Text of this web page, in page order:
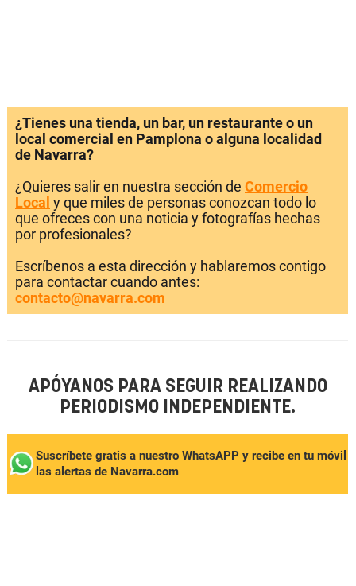
¿Tienes una tienda, un bar, un restaurante o un
local comercial en Pamplona o alguna localidad
de Navarra?
¿Quieres salir en nuestra sección de Comercio
Local y que miles de personas conozcan todo lo
que ofreces con una noticia y fotografías hechas
por profesionales?
Escríbenos a esta dirección y hablaremos contigo
para contactar cuando antes:
contacto@navarra.com
APÓYANOS PARA SEGUIR REALIZANDO
PERIODISMO INDEPENDIENTE.
Suscríbete gratis a nuestro WhatsAPP y recibe en tu móvil
las alertas de Navarra.com